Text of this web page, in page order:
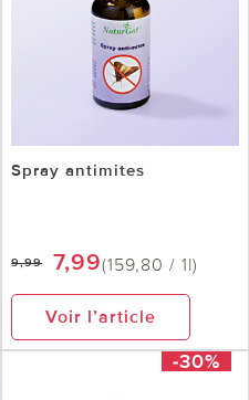
Spray antimites
9,99 7,99(159,80 / 1l)
Voir l’article
-30%